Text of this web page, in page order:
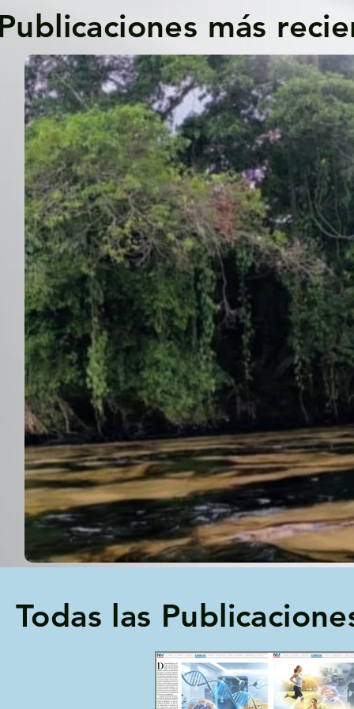
más
Todas las